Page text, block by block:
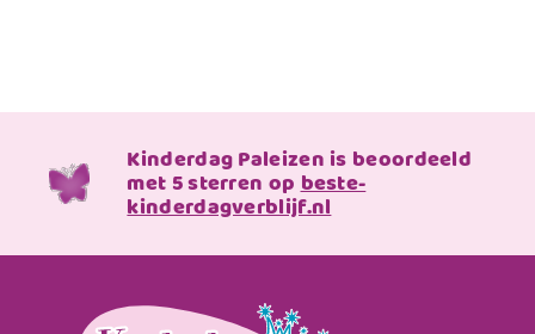
Kinderdag Paleizen is beoordeeld
met 5 sterren opbeste-
kinderdagverblijf.nl